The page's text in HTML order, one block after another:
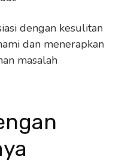
dengan kesulitan
dan menerapkan
masalah